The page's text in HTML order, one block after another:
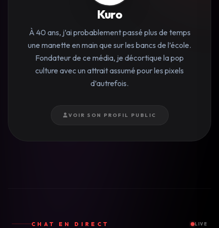
Kuro
À 40 ans, j’ai probablement passé plus de temps
une manette en main que sur les bancs de l’école.
Fondateur de ce média, je décortique la pop
culture avec un attrait assumé pour les pixels
d’autrefois.
VOIR SON PROFIL PUBLIC
CHAT EN DIRECT LIVE